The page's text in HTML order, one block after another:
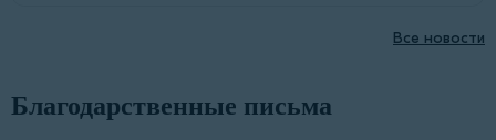
Все новости
Благодарственные письма